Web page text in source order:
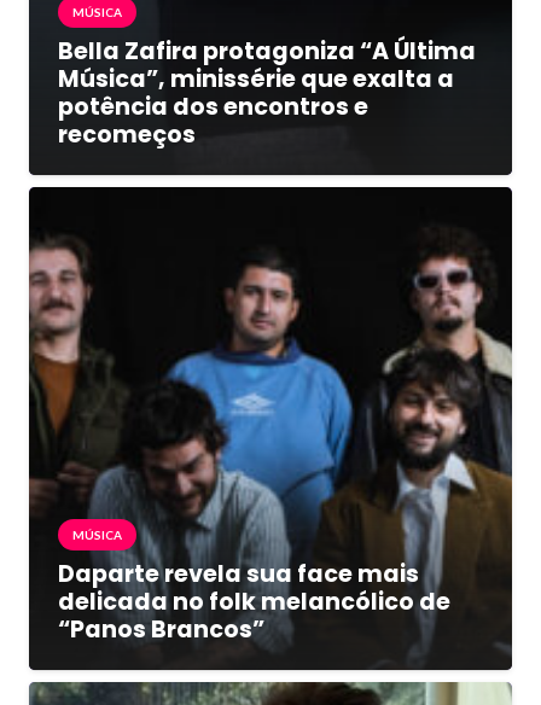
MÚSICA
Bella Zafira protagoniza “A Última
Música”, minissérie que exalta a
potência dos encontros e
recomeços
MÚSICA
Daparte revela sua face mais
delicada no folk melancólico de
“Panos Brancos”